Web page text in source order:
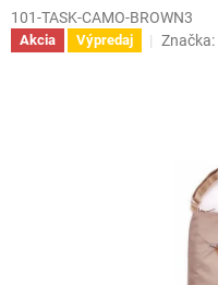
101-TASK-CAMO-BROWN3
Akcia Výpredaj Značka: